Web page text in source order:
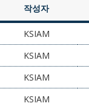
작성자
KSIAM
KSIAM
KSIAM
KSIAM